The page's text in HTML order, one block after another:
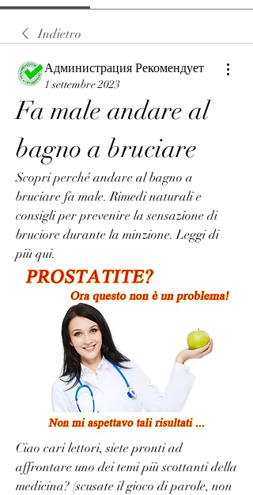
Indietro
Администрация Рекомендует
1 settembre 2023
Fa male andare al
bagno a bruciare
Scopri perché andare al bagno a
bruciare fa male. Rimedi naturali e
consigli per prevenire la sensazione di
bruciore durante la minzione. Leggi di
più qui.
Ciao cari lettori, siete pronti ad
affrontare uno dei temi più scottanti della
medicina? (scusate il gioco di parole, non